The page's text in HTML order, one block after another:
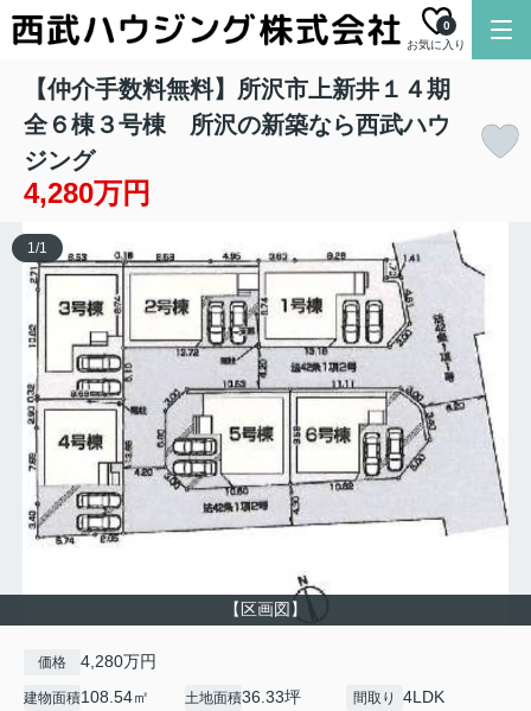
お気に入り
0
【仲介手数料無料】所沢市上新井１４期
全６棟３号棟 所沢の新築なら西武ハウ
ジング
4,280万円
【区画図】
1/1
価格 4,280万円
建物面積108.54㎡ 土地面積36.33坪
間取り 4LDK